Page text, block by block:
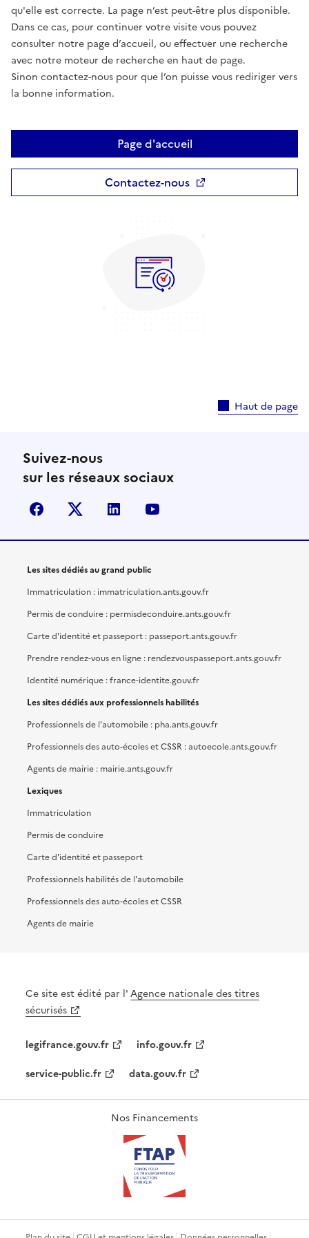
qu'elle est correcte. La page n’est peut-être plus disponible.
Dans ce cas, pour continuer votre visite vous pouvez
consulter notre page d’accueil, ou effectuer une recherche
avec notre moteur de recherche en haut de page.
Sinon contactez-nous pour que l’on puisse vous rediriger vers
la bonne information.
Page d'accueil
Contactez-nous
Haut de page
Suivez-nous
sur les réseaux sociaux
facebook X (anciennement Twitter)
linkedin
Les sites dédiés au grand public
Immatriculation : immatriculation.ants.gouv.fr
Permis de conduire : permisdeconduire.ants.gouv.fr
Carte d'identité et passeport : passeport.ants.gouv.fr
Prendre rendez-vous en ligne : rendezvouspasseport.ants.gouv.fr
Identité numérique : france-identite.gouv.fr
Les sites dédiés aux professionnels habilités
Professionnels de l'automobile : pha.ants.gouv.fr
Professionnels des auto-écoles et CSSR : autoecole.ants.gouv.fr
Agents de mairie : mairie.ants.gouv.fr
Lexiques
Immatriculation
Permis de conduire
Carte d'identité et passeport
Professionnels habilités de l'automobile
Professionnels des auto-écoles et CSSR
Agents de mairie
Ce site est édité par l'Agence nationale des titres
sécurisés
legifrance.gouv.fr
info.gouv.fr
service-public.fr
data.gouv.fr
Nos Financements